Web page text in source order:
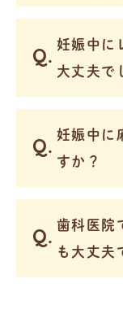
妊娠中に
大丈夫で
妊娠中に
すか？
歯科医院
も大丈夫